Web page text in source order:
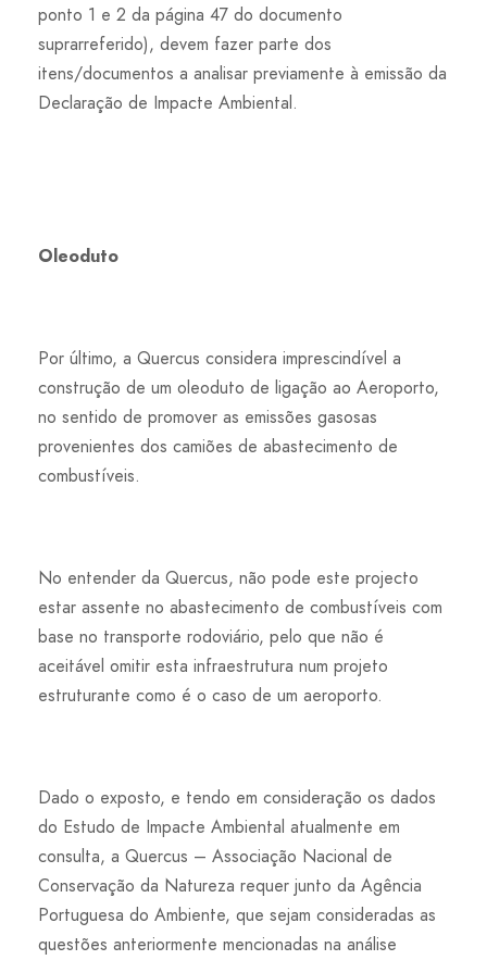
ponto 1 e 2 da página 47 do documento
suprarreferido), devem fazer parte dos
itens/documentos a analisar previamente à emissão da
Declaração de Impacte Ambiental.
Oleoduto
Por último, a Quercus considera imprescindível a
construção de um oleoduto de ligação ao Aeroporto,
no sentido de promover as emissões gasosas
provenientes dos camiões de abastecimento de
combustíveis.
No entender da Quercus, não pode este projecto
estar assente no abastecimento de combustíveis com
base no transporte rodoviário, pelo que não é
aceitável omitir esta infraestrutura num projeto
estruturante como é o caso de um aeroporto.
Dado o exposto, e tendo em consideração os dados
do Estudo de Impacte Ambiental atualmente em
consulta, a Quercus – Associação Nacional de
Conservação da Natureza requer junto da Agência
Portuguesa do Ambiente, que sejam consideradas as
questões anteriormente mencionadas na análise